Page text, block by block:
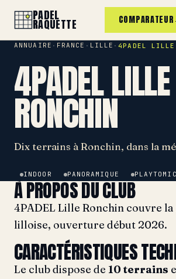
PADEL
RAQUETTE COMPARATEUR
ANNUAIRE · FRANCE · LILLE ·4PADEL LILLE
4PADEL LILLE
RONCHIN
Dix terrains à Ronchin, dans la
INDOOR PANORAMIQUE PLAYTOMIC
À PROPOS DU CLUB
4PADEL Lille Ronchin couvre
lilloise, ouverture début 2026.
CARACTÉRISTIQUES
Le club dispose de 10 terrains